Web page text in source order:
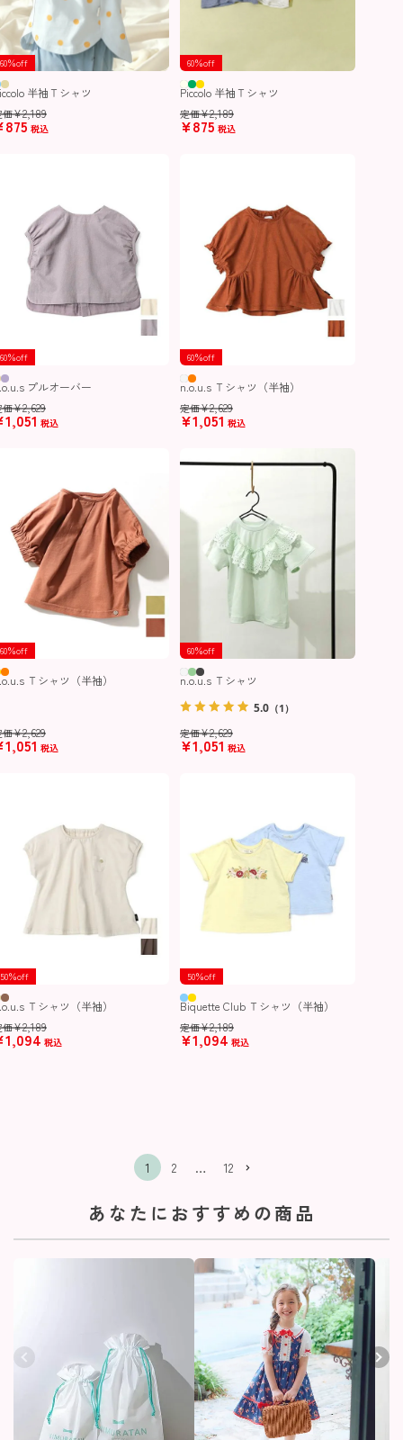
60％off
半袖Ｔシャツ
価¥2,189
875 税込
60％off
Piccolo 半袖Ｔシャツ
定価¥2,189
¥875 税込
60％off
プルオーバー
価¥2,629
1,051 税込
60％off
n.o.u.s Ｔシャツ（半袖）
定価¥2,629
¥1,051 税込
60％off
Ｔシャツ（半袖）
価¥2,629
1,051 税込
60％off
n.o.u.s Ｔシャツ
定価¥2,629
¥1,051 税込
5.0（1）
50％off
Ｔシャツ（半袖）
価¥2,189
1,094 税込
50％off
Biquette Club Ｔシャツ（半袖）
定価¥2,189
¥1,094 税込
1 2 … 12
あなたにおすすめの商品